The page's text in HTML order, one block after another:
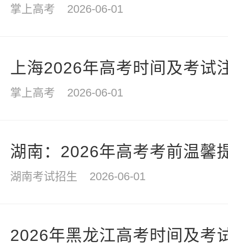
掌上高考 2026-06-01
上海2026年高考时间及考试
掌上高考 2026-06-01
湖南：2026年高考考前温馨
湖南考试招生 2026-06-01
2026年黑龙江高考时间及考